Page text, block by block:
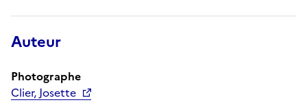
Auteur
Photographe
Clier, Josette